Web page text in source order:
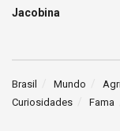
Jacobina
Brasil Mundo
Curiosidades
Fama